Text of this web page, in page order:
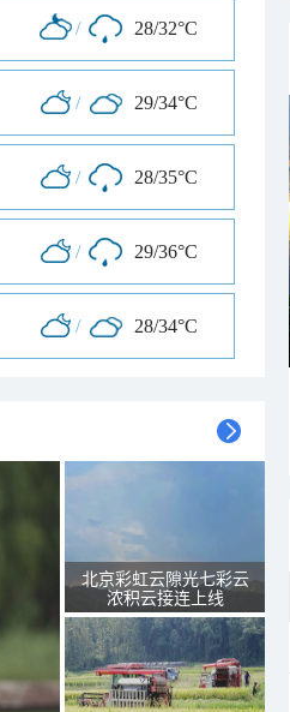
/ 28/32°C
/ 29/34°C
/ 28/35°C
/ 29/36°C
/ 28/34°C
北京彩虹云隙光七彩云
浓积云接连上线